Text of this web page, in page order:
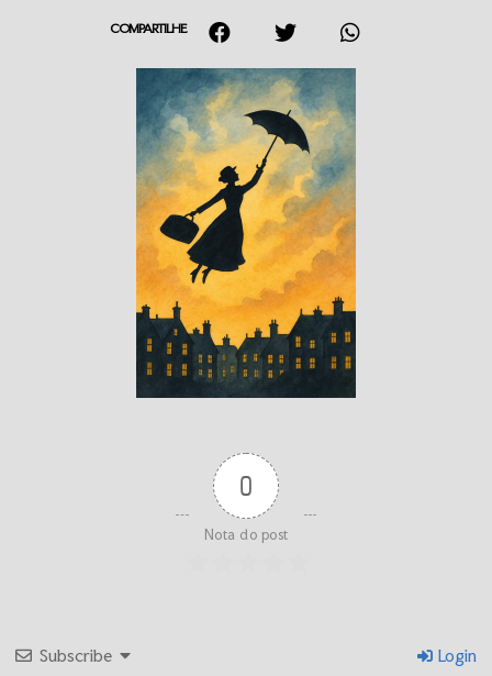
COMPARTILHE
0
Nota do post
Subscribe Login